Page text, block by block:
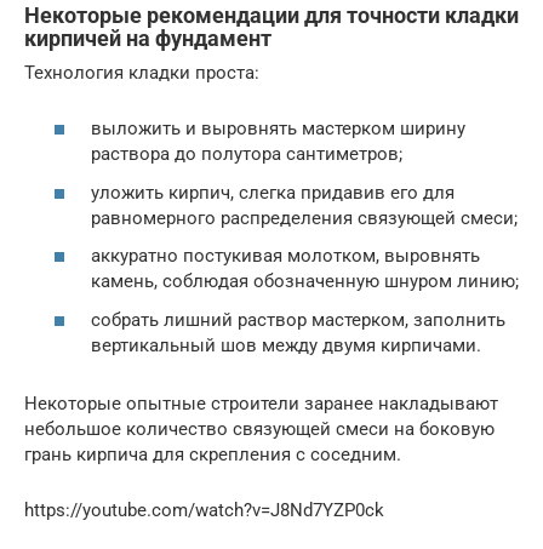
Некоторые рекомендации для точности кладки
кирпичей на фундамент
Технология кладки проста:
выложить и выровнять мастерком ширину
раствора до полутора сантиметров;
уложить кирпич, слегка придавив его для
равномерного распределения связующей смеси;
аккуратно постукивая молотком, выровнять
камень, соблюдая обозначенную шнуром линию;
собрать лишний раствор мастерком, заполнить
вертикальный шов между двумя кирпичами.
Некоторые опытные строители заранее накладывают
небольшое количество связующей смеси на боковую
грань кирпича для скрепления с соседним.
https://youtube.com/watch?v=J8Nd7YZP0ck